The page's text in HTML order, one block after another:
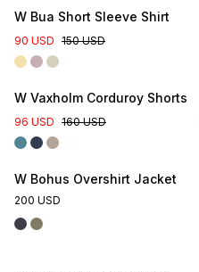
W Bua Short Sleeve Shirt
90 USD 150 USD
W Vaxholm Corduroy Shorts
96 USD 160 USD
W Bohus Overshirt Jacket
200 USD